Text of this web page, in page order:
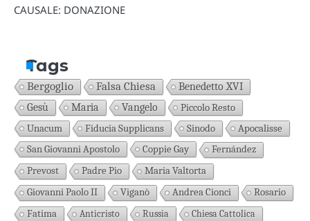
CAUSALE: DONAZIONE
Tags
Bergoglio Falsa Chiesa Benedetto XVI
Gesù Maria Vangelo
Piccolo Resto
Unacum
Fiducia Supplicans Sinodo
Apocalisse
San Giovanni Apostolo
Coppie Gay
Fernández
Prevost
Padre Pio
Maria Valtorta
Giovanni Paolo II
Viganò Andrea Cionci
Rosario
Fatima
Anticristo Russia
Chiesa Cattolica